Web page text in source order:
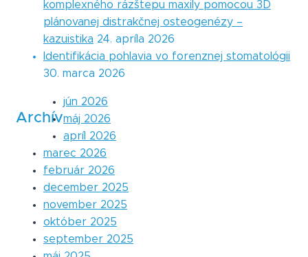
komplexného rázštepu maxily pomocou 3D
plánovanej distrakčnej osteogenézy –
kazuistika 24. apríla 2026
Identifikácia pohlavia vo forenznej stomatológii
30. marca 2026
Archív
jún 2026
máj 2026
apríl 2026
marec 2026
február 2026
december 2025
november 2025
október 2025
september 2025